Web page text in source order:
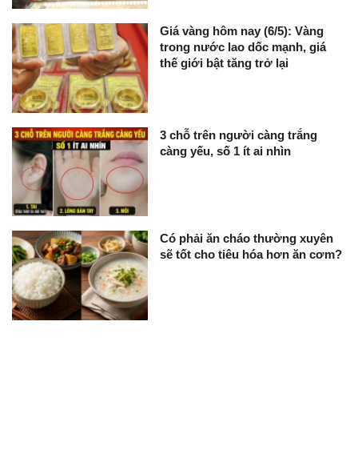
Giá vàng hôm nay (6/5): Vàng
trong nước lao dốc mạnh, giá
thế giới bật tăng trở lại
3 chỗ trên người càng trắng
càng yếu, số 1 ít ai nhìn
Có phải ăn cháo thường xuyên
sẽ tốt cho tiêu hóa hơn ăn cơm?